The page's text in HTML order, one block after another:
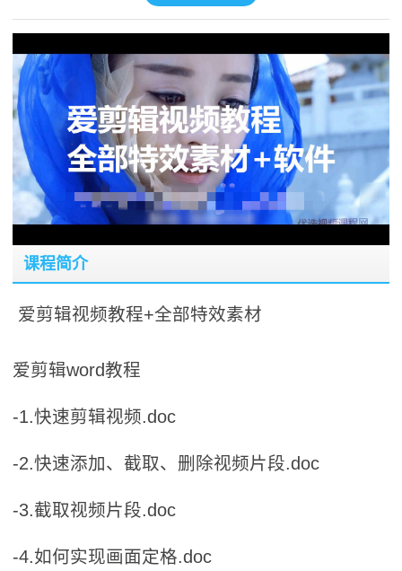
课程简介
爱剪辑视频教程+全部特效素材
爱剪辑word教程
-1.快速剪辑视频.doc
-2.快速添加、截取、删除视频片段.doc
-3.截取视频片段.doc
-4.如何实现画面定格.doc